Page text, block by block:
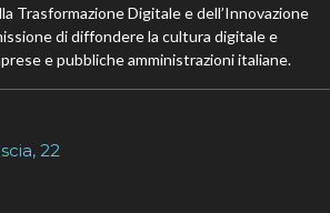
Trasformazione Digitale e dell’Innovazione
di diffondere la cultura digitale e
e pubbliche amministrazioni italiane.
22